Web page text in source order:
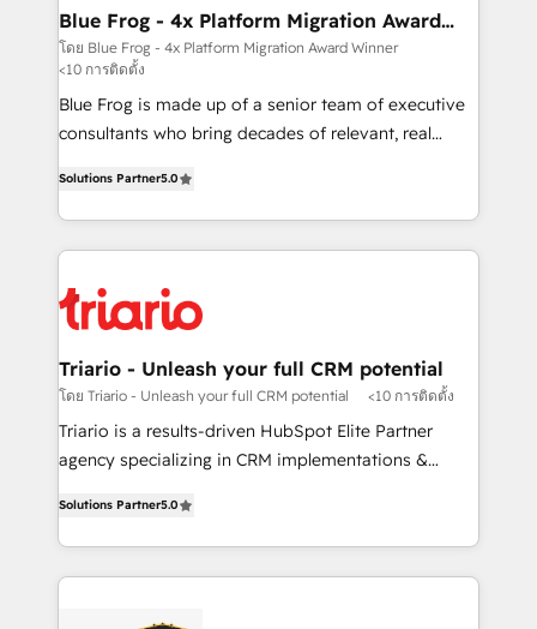
dedicated to HubSpot and with an experienced
team (50+), we work with reputable companies in
B2B sectors such as manufacturing, SaaS and
business services. We prepare a customized
business case that demonstrates the value and
detailed financial rationale with a focus on ROI and
TCO. As a trusted extension of your team, we
believe in the power of partnership. Together, we
business up for long-term success. Unlock your
business. If not now, when?
Blue Frog - 4x Platform Migration Award
Winner
โดย Blue Frog - 4x Platform Migration Award Winner
<10 การติดตั้ง
Blue Frog is made up of a senior team of executive
consultants who bring decades of relevant, real
Frog is a top, trusted partner in HubSpot's
ecosystem for a reason. Their team brings over a
decade of experience to the table, along with deep
for driving growth. They are committed to helping
our customers grow and finding solutions that fit
their unique business needs. We are thrilled to have
Blue Frog in the HubSpot ecosystem leading the
way for customers!" - Yamini Rangan, CEO of
of experience and quality of skilled staff has earned
them a trusted reputation within the HubSpot
Solutions Partner5.0
Triario - Unleash your full CRM potential
โดย Triario - Unleash your full CRM potential <10 การติดตั้ง
Triario is a results-driven HubSpot Elite Partner
agency specializing in CRM implementations &
Integrations, Custom AI agents and AI-ready Website
Design With over 15 years of experience, we help
companies bridge the gap between marketing, sales,
Solutions Partner5.0